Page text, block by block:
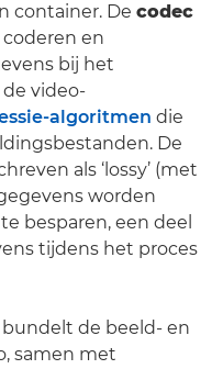
container. De codec
en
bij het
video-
algoritmen die
De
als ‘lossy’ (met
worden
besparen, een deel
tijdens het proces
de beeld- en
samen met